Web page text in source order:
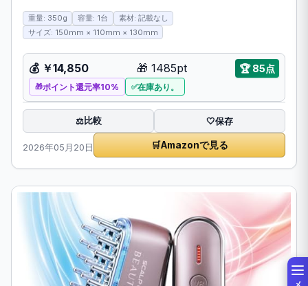
重量: 350g 容量: 1台
素材: 記載なし
サイズ: 150mm × 110mm × 130mm
💰 ￥14,850 🎁 1485pt 🏆85点
ポイント還元率10% 在庫あり。
⚖️比較 🤍保存
2026年05月20日 🛒Amazonで見る